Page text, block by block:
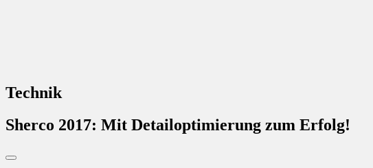
Technik
Sherco 2017: Mit Detailoptimierung zum Erfolg!